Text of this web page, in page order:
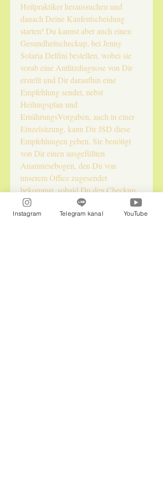
Heilpraktiker heraussuchen und
danach Deine Kaufentscheidung
starten! Du kannst aber auch einen
Gesundheitscheckup, bei Jenny
Solaria Delfini bestellen, wobei sie
vorab eine Antlitzdiagnose von Dir
erstellt und Dir daraufhin eine
Empfehlung sendet, nebst
Heilungsplan und
ErnährungsVorgaben, auch in einer
Einzelsitzung, kann Dir JSD diese
Empfehlungen geben. Sie benötigt
von Dir einen ausgefüllten
Anamnesebogen, den Du von
unserem Office zugesendet
bekommst, sobald Du den Checkup
online hier im Shop gebucht hast!
Danach erhältst Du unsere
Instagram Telegram kanal YouTube